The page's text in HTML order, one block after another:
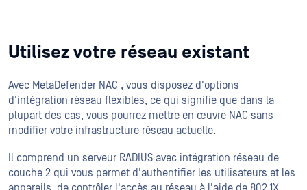
Utilisez votre réseau existant
Avec MetaDefender NAC , vous disposez d'options
d'intégration réseau flexibles, ce qui signifie que dans la
plupart des cas, vous pourrez mettre en œuvre NAC sans
modifier votre infrastructure réseau actuelle.
Il comprend un serveur RADIUS avec intégration réseau de
couche 2 qui vous permet d'authentifier les utilisateurs et les